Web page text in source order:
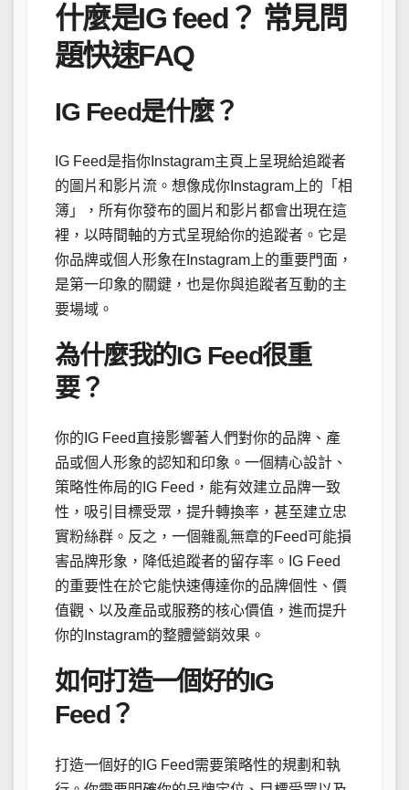
什麼是IG feed？ 常見問
題快速FAQ
IG Feed是什麼？
IG Feed是指你Instagram主頁上呈現給追蹤者
的圖片和影片流。想像成你Instagram上的「相
簿」，所有你發布的圖片和影片都會出現在這
裡，以時間軸的方式呈現給你的追蹤者。它是
你品牌或個人形象在Instagram上的重要門面，
是第一印象的關鍵，也是你與追蹤者互動的主
要場域。
為什麼我的IG Feed很重
要？
你的IG Feed直接影響著人們對你的品牌、產
品或個人形象的認知和印象。一個精心設計、
策略性佈局的IG Feed，能有效建立品牌一致
性，吸引目標受眾，提升轉換率，甚至建立忠
實粉絲群。反之，一個雜亂無章的Feed可能損
害品牌形象，降低追蹤者的留存率。IG Feed
的重要性在於它能快速傳達你的品牌個性、價
值觀、以及產品或服務的核心價值，進而提升
你的Instagram的整體營銷效果。
如何打造一個好的IG
Feed？
打造一個好的IG Feed需要策略性的規劃和執